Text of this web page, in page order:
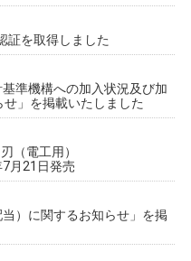
証を取得しました
基準機構への加入状況及び加
」を掲載いたしました
（電工用）
7月21日発売
当）に関するお知らせ」を掲